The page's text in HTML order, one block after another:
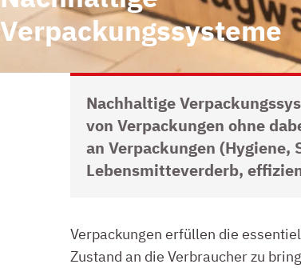
Verpackungssysteme
Nachhaltige
von Verpackungen ohne
an Verpackungen (Hygiene,
Lebensmitteverderb,
Verpackungen erfüllen die
Zustand an die Verbraucher zu